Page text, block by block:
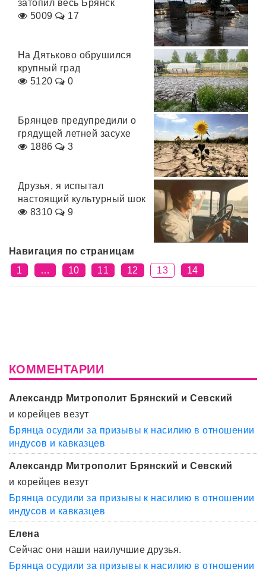
затопил весь Брянск
5009
17
На Дятьково обрушился
крупный град
5120
0
Брянцев предупредили о
грядущей летней засухе
1886
3
Друзья, я испытал
настоящий культурный шок
8310
9
Навигация по страницам
1
… 10 11 12 13 14
КОММЕНТАРИИ
Александр Митрополит Брянский и Севский
и корейцев везут
Брянца осудили за призывы к насилию в отношении
индусов и кавказцев
Александр Митрополит Брянский и Севский
и корейцев везут
Брянца осудили за призывы к насилию в отношении
индусов и кавказцев
Елена
Сейчас они наши наилучшие друзья.
Брянца осудили за призывы к насилию в отношении